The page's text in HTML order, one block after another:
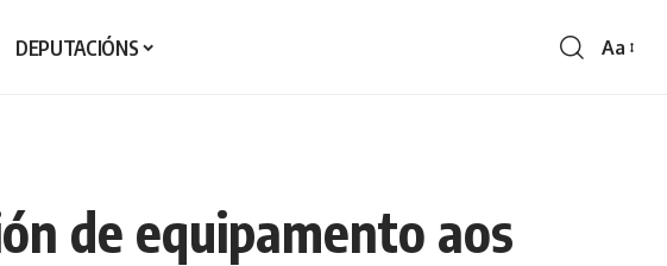
DEPUTACIÓNS Aa
de equipamento aos